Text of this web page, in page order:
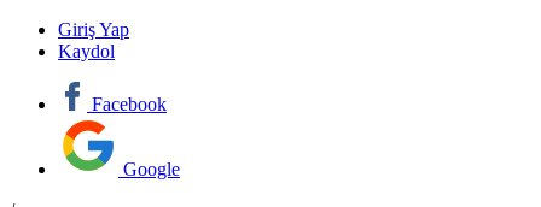
Giriş Yap
Kaydol
Facebook
Google